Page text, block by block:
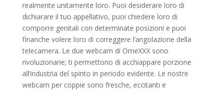
realmente unitamente loro. Puoi desiderare loro di
dichiarare il tuo appellativo, puoi chiedere loro di
comporre genitali con determinate posizioni e puoi
finanche volere loro di correggere l’angolazione della
telecamera. Le due webcam di OmeXXX sono
rivoluzionarie; ti permettono di acchiappare porzione
all’industria del spinto in periodo evidente. Le nostre
webcam per coppie sono fresche, eccitanti e